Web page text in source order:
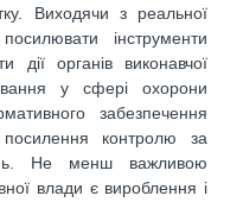
Виходячи з реальної
інструменти
дії органів виконавчої
у сфері охорони
забезпечення
посилення контролю за
Не менш важливою
влади є вироблення і